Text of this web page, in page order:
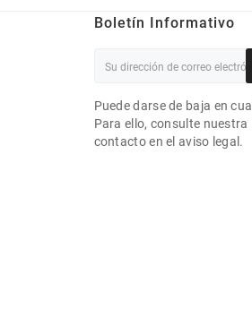
Boletín Informativo
Puede darse de baja en
Para ello, consulte
contacto en el aviso legal.